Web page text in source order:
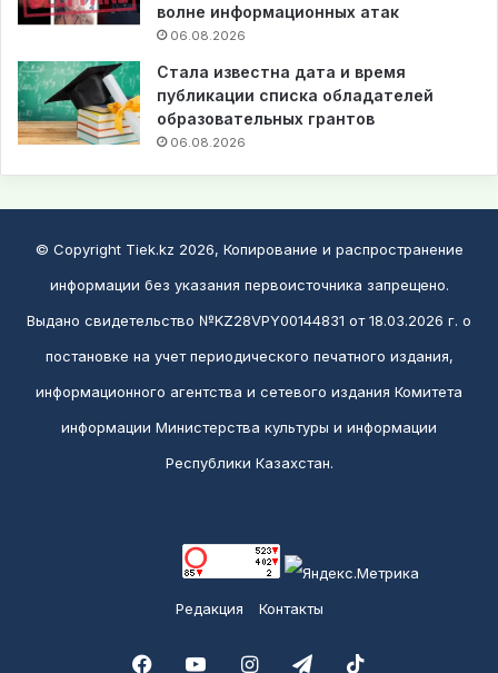
волне информационных атак
06.08.2026
Стала известна дата и время
публикации списка обладателей
образовательных грантов
06.08.2026
© Copyright Tiek.kz 2026, Копирование и распространение
информации без указания первоисточника запрещено.
Выдано свидетельство №KZ28VPY00144831 от 18.03.2026 г. о
постановке на учет периодического печатного издания,
информационного агентства и сетевого издания Комитета
информации Министерства культуры и информации
Республики Казахстан.
Редакция Контакты
FacebookYouTubeInstagramTelegram